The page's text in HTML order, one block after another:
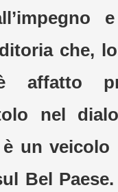
che,
affatto
nel
un veicolo
Bel